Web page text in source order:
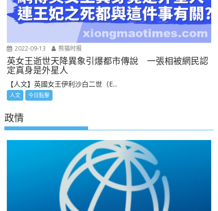
2022-09-13 熊猫时报
英女王逝世天降異象引爆都市傳說 一張相被網民認
定真身是外星人
【人文】英國女王伊利沙白二世（E...
人文 今日點擊
政情